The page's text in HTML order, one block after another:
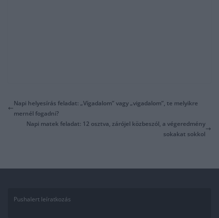
Napi helyesírás feladat: „Vígadalom” vagy „vigadalom”, te melyikre
mernél fogadni?
Napi matek feladat: 12 osztva, zárójel közbeszól, a végeredmény
sokakat sokkol
Pushalert leíratkozás